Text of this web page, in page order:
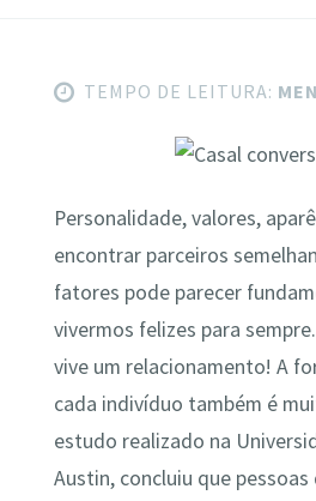
TEMPO DE LEITURA:
Personalidade, valores,
encontrar parceiros
fatores pode parecer
vivermos felizes para
vive um relacionamento! A
cada indivíduo também é
estudo realizado na
Austin, concluiu que pessoas